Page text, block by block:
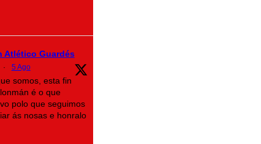
Atlético Guardés
· 5 Ago
somos, esta fin
é o que
polo que seguimos
ás nosas e honralo